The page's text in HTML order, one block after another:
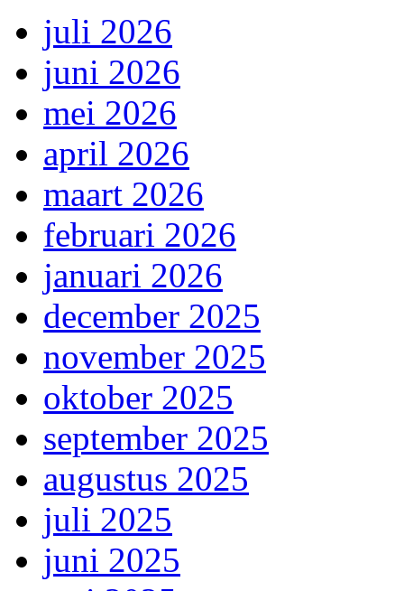
juli 2026
juni 2026
mei 2026
april 2026
maart 2026
februari 2026
januari 2026
december 2025
november 2025
oktober 2025
september 2025
augustus 2025
juli 2025
juni 2025